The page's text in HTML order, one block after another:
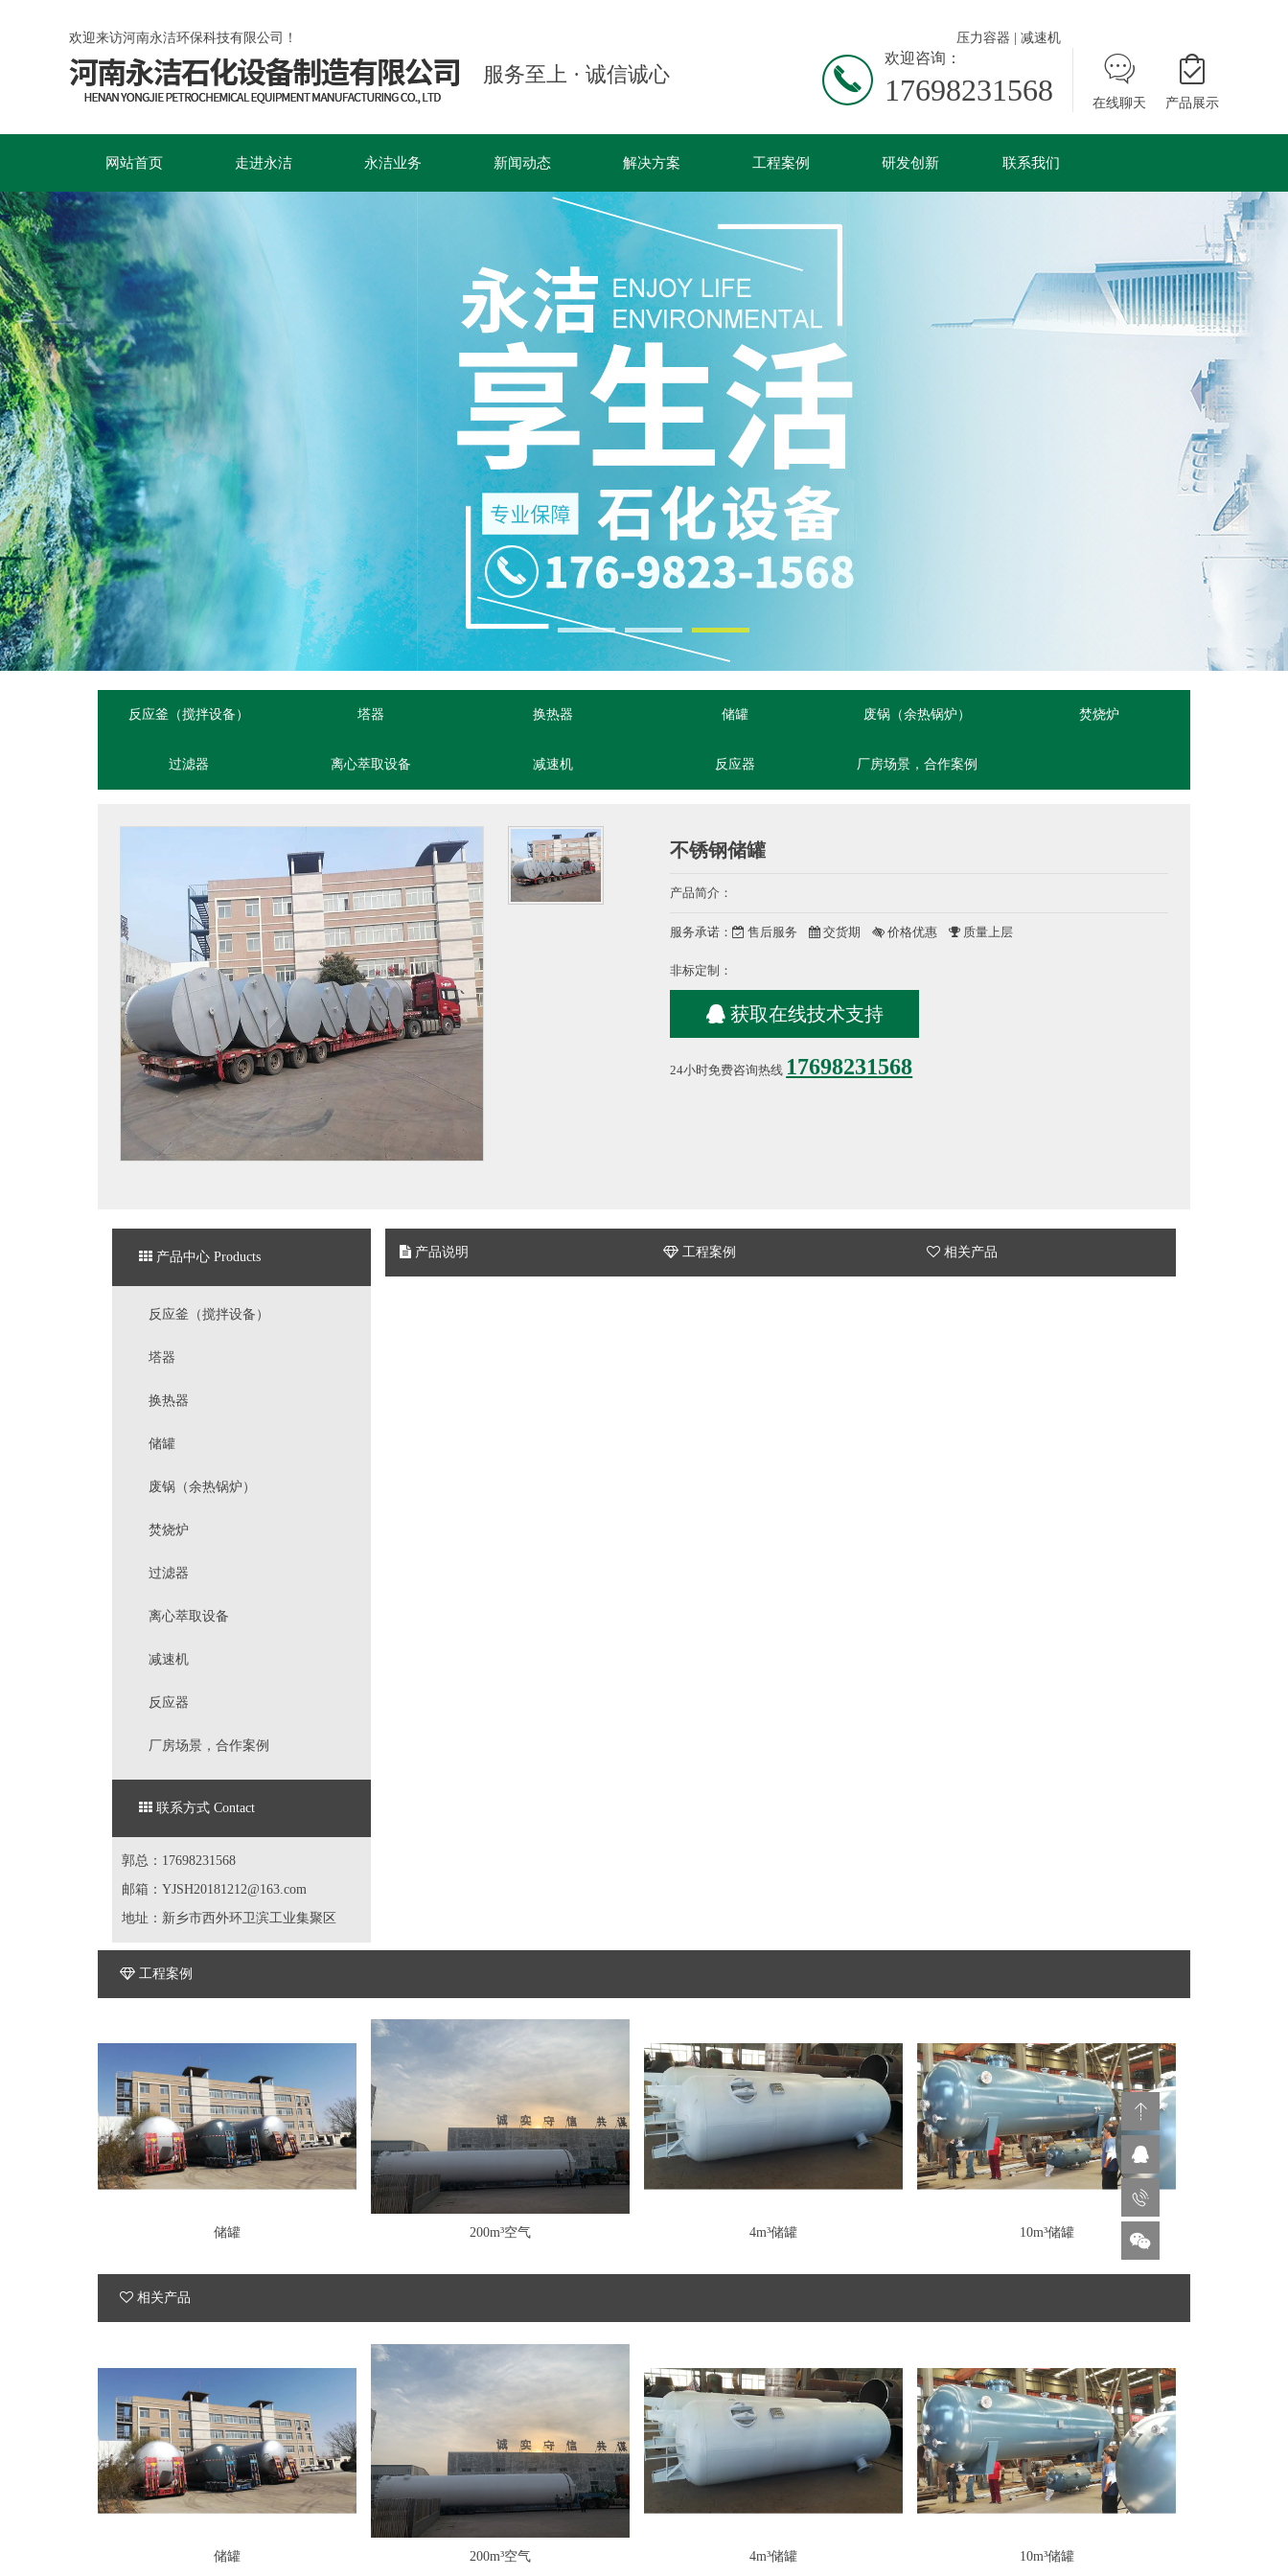
欢迎来访河南永洁环保科技有限公司！ 压力容器 减速机
服务至上 · 诚信诚心
欢迎咨询：
17698231568 在线聊天 产品展示
网站首页 走进永洁 永洁业务 新闻动态 解决方案 工程案例 研发创新 联系我们
反应釜（搅拌设备） 塔器 换热器 储罐 废锅（余热锅炉） 焚烧炉
过滤器 离心萃取设备 减速机 反应器 厂房场景，合作案例
不锈钢储罐
产品简介：
服务承诺： 售后服务 交货期 价格优惠 质量上层
非标定制：
获取在线技术支持
24小时免费咨询热线 17698231568
产品中心 Products
反应釜（搅拌设备）
塔器
换热器
储罐
废锅（余热锅炉）
焚烧炉
过滤器
离心萃取设备
减速机
反应器
厂房场景，合作案例
联系方式 Contact
郭总：17698231568
邮箱：YJSH20181212@163.com
地址：新乡市西外环卫滨工业集聚区
产品说明 工程案例 相关产品
工程案例
储罐 200m³空气 4m³储罐 10m³储罐
相关产品
储罐 200m³空气 4m³储罐 10m³储罐